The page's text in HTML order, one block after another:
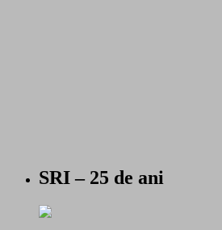
SRI – 25 de ani